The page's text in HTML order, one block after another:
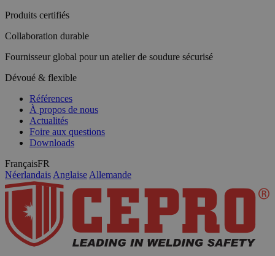
Produits certifiés
Collaboration durable
Fournisseur global pour un atelier de soudure sécurisé
Dévoué & flexible
Références
À propos de nous
Actualités
Foire aux questions
Downloads
FrançaisFR
Néerlandais Anglaise Allemande